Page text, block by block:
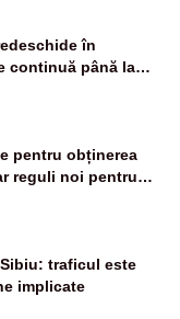
în
continuă până la
pentru obținerea
reguli noi pentru
și afecțiunile
traficul este
implicate